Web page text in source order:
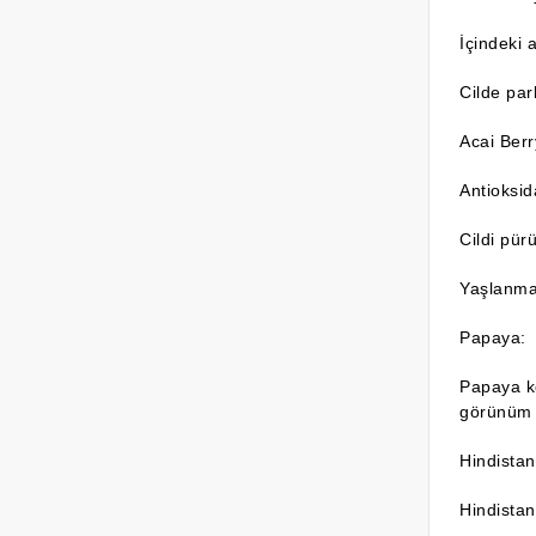
İçindeki
Cilde
Acai
Cildi
Papaya:
Papaya
görünüm